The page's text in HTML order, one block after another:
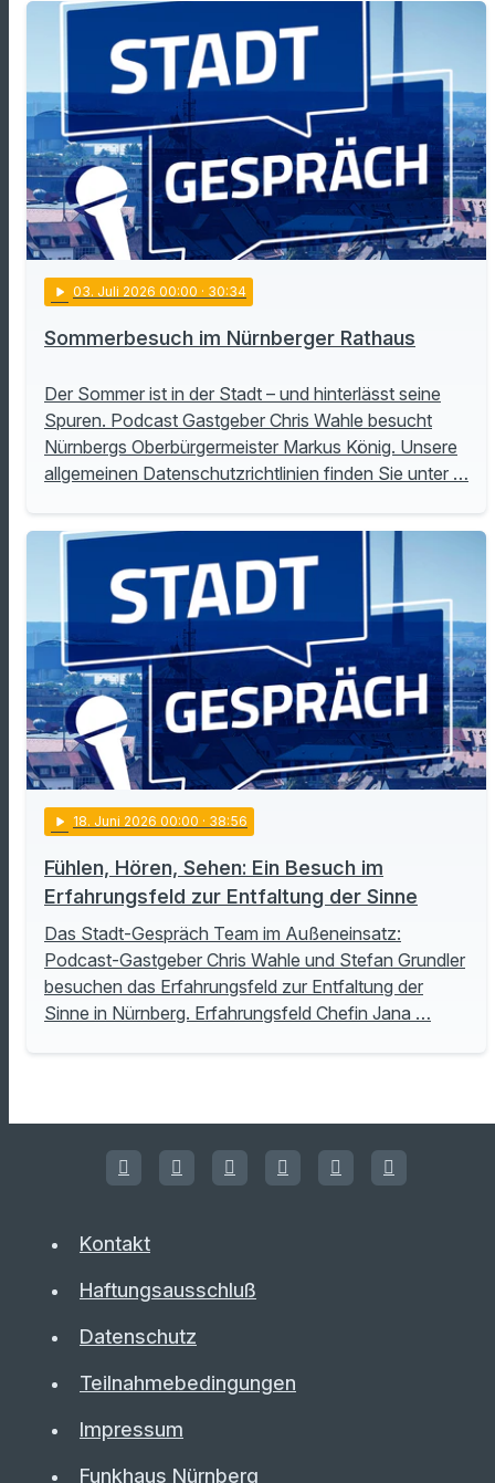
play_arrow 03. Juli 2026 00:00 · 30:34
Sommerbesuch im Nürnberger Rathaus
Der Sommer ist in der Stadt – und hinterlässt seine
Spuren. Podcast Gastgeber Chris Wahle besucht
Nürnbergs Oberbürgermeister Markus König. Unsere
allgemeinen Datenschutzrichtlinien finden Sie unter …
play_arrow 18. Juni 2026 00:00 · 38:56
Fühlen, Hören, Sehen: Ein Besuch im
Erfahrungsfeld zur Entfaltung der Sinne
Das Stadt-Gespräch Team im Außeneinsatz:
Podcast-Gastgeber Chris Wahle und Stefan Grundler
besuchen das Erfahrungsfeld zur Entfaltung der
Sinne in Nürnberg. Erfahrungsfeld Chefin Jana …
Kontakt
Haftungsausschluß
Datenschutz
Teilnahmebedingungen
Impressum
Funkhaus Nürnberg